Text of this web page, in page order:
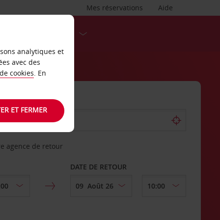
Aide
Mes réservations
agence de retour
DATE DE RETOUR
analytiques et
avec des
cookies. En
ET FERMER